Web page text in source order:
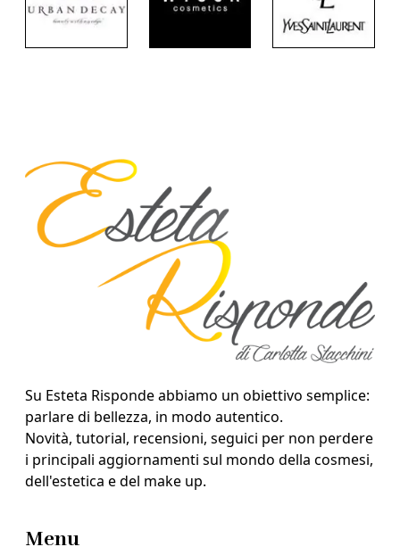
Su Esteta Risponde abbiamo un obiettivo semplice:
parlare di bellezza, in modo autentico.
Novità, tutorial, recensioni, seguici per non perdere
i principali aggiornamenti sul mondo della cosmesi,
dell'estetica e del make up.
Menu